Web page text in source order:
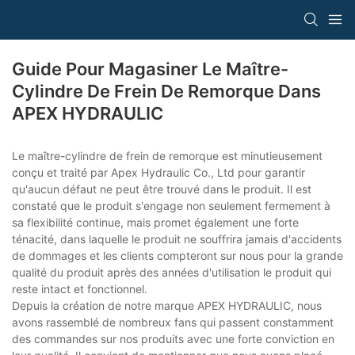
Guide Pour Magasiner Le Maître-
Cylindre De Frein De Remorque Dans
APEX HYDRAULIC
Le maître-cylindre de frein de remorque est minutieusement
conçu et traité par Apex Hydraulic Co., Ltd pour garantir
qu'aucun défaut ne peut être trouvé dans le produit. Il est
constaté que le produit s'engage non seulement fermement à
sa flexibilité continue, mais promet également une forte
ténacité, dans laquelle le produit ne souffrira jamais d'accidents
de dommages et les clients compteront sur nous pour la grande
qualité du produit après des années d'utilisation le produit qui
reste intact et fonctionnel.
Depuis la création de notre marque APEX HYDRAULIC, nous
avons rassemblé de nombreux fans qui passent constamment
des commandes sur nos produits avec une forte conviction en